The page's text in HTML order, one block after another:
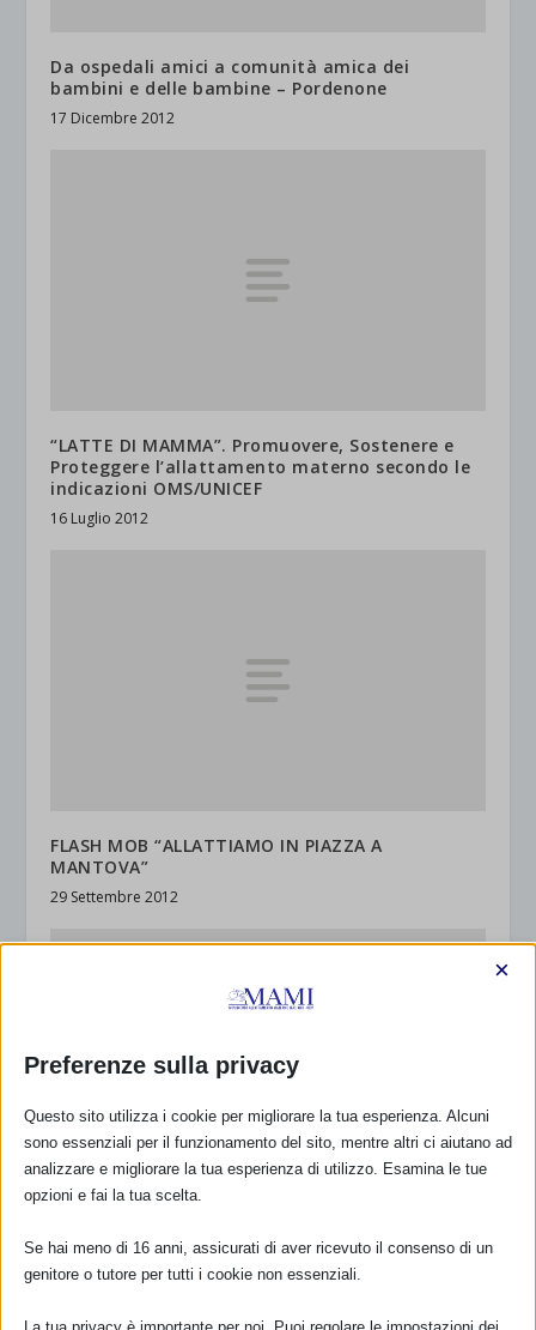
Da ospedali amici a comunità amica dei
bambini e delle bambine – Pordenone
17 Dicembre 2012
“LATTE DI MAMMA”. Promuovere, Sostenere e
Proteggere l’allattamento materno secondo le
indicazioni OMS/UNICEF
16 Luglio 2012
FLASH MOB “ALLATTIAMO IN PIAZZA A
MANTOVA”
29 Settembre 2012
provincia)
1 Ottobre 2012
Preferenze sulla privacy
×
Questo sito utilizza i cookie per migliorare la tua esperienza. Alcuni
sono essenziali per il funzionamento del sito, mentre altri ci aiutano ad
analizzare e migliorare la tua esperienza di utilizzo. Esamina le tue
opzioni e fai la tua scelta.
Se hai meno di 16 anni, assicurati di aver ricevuto il consenso di un
genitore o tutore per tutti i cookie non essenziali.